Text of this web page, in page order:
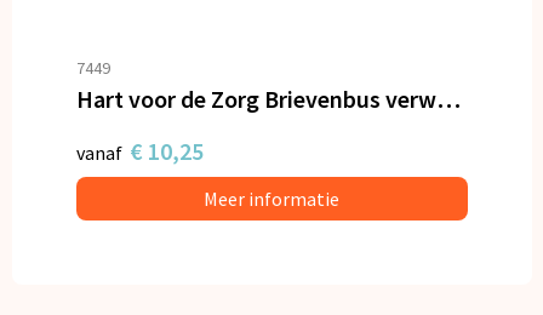
7449
Hart voor de Zorg Brievenbus verwenpakket
vanaf € 10,25
Meer informatie